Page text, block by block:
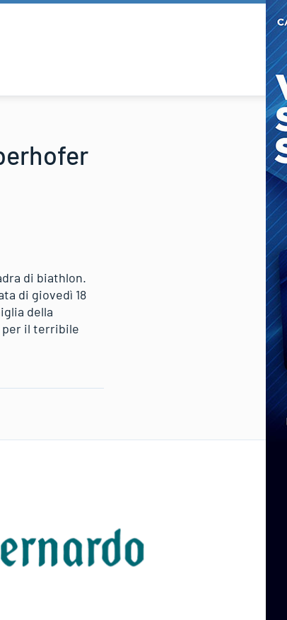
di biathlon.
di giovedì 18
della
per il terribile